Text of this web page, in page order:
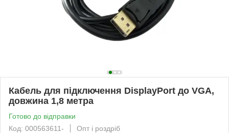
Кабель для підключення DisplayPort до VGA,
довжина 1,8 метра
Готово до відправки
Код: 000563611-
Опт і роздріб